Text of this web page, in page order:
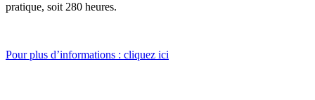
pratique, soit 280 heures.
Pour plus d’informations : cliquez ici